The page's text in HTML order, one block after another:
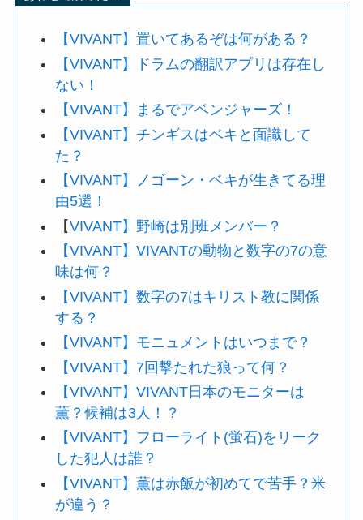
【VIVANT】置いてあるぞは何がある？
【VIVANT】ドラムの翻訳アプリは存在し
ない！
【VIVANT】まるでアベンジャーズ！
【VIVANT】チンギスはベキと面識して
た？
【VIVANT】ノゴーン・ベキが生きてる理
由5選！
【VIVANT】野崎は別班メンバー？
【VIVANT】VIVANTの動物と数字の7の意
味は何？
【VIVANT】数字の7はキリスト教に関係
する？
【VIVANT】モニュメントはいつまで？
【VIVANT】7回撃たれた狼って何？
【VIVANT】VIVANT日本のモニターは
薫？候補は3人！？
【VIVANT】フローライト(蛍石)をリーク
した犯人は誰？
【VIVANT】薫は赤飯が初めてで苦手？米
が違う？